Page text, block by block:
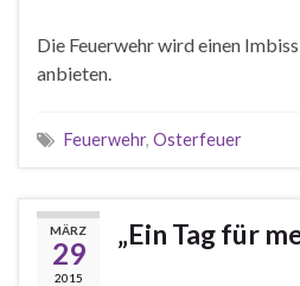
Die Feuerwehr wird einen
anbieten.
Feuerwehr, Osterfeuer
MÄRZ
29
2015
„Ein Tag für